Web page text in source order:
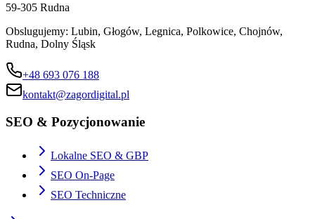
59-305 Rudna
Obslugujemy: Lubin, Głogów, Legnica, Polkowice, Chojnów,
Rudna, Dolny Śląsk
+48 693 076 188
kontakt@zagordigital.pl
SEO & Pozycjonowanie
Lokalne SEO & GBP
SEO On-Page
SEO Techniczne